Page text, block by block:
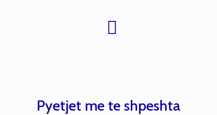
Pyetjet me te shpeshta